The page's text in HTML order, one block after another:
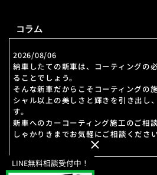
コラム
2026/08/06
納車したての新車は、コーティングの
ることでしょう。
そんな新車だからこそコーティングの
シャル以上の美しさと輝きを引き出し
す。
新車へのカーコーティング施工のご相
しゃかりきまでお気軽にご相談ください
2026/07/30
LINE無料相談受付中！